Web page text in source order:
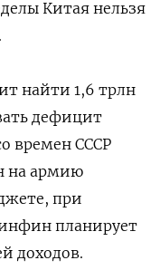
Китая нельзя
найти 1,6 трлн
дефицит
времен СССР
на армию
при
планирует
доходов.